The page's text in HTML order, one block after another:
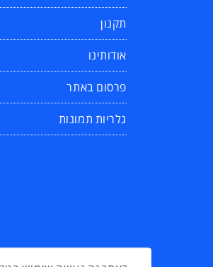
תקנון
אודותינו
פרסום באתר
גלריות תמונות